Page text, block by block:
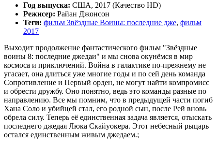
Год выпуска: США, 2017 (Качество HD)
Режисер: Райан Джонсон
Теги: фильм Звёздные Воины: последние дже, фильм
2017
Выходит продолжение фантастического фильм "Звёздные
воины 8: последние джедаи" и мы снова окунёмся в мир
космоса и приключений. Война в галактике по-прежнему не
угасает, она длиться уже многие годы и по сей день команда
Сопротивление и Первый орден, не могут найти компромисс
и обрести дружбу. Оно понятно, ведь это команды разные по
направлению. Все мы помним, что в предыдущей части погиб
Хана Соло и убийцей стал, его родной сын, после Рей вновь
обрела силу. Теперь её единственная задача является, отыскать
последнего джедая Люка Скайуокера. Этот небесный рыцарь
остался единственным живым джедаем.;